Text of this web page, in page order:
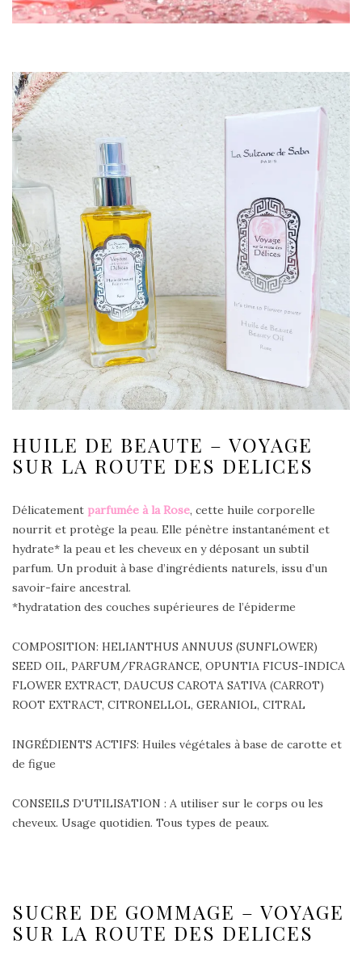
HUILE DE BEAUTE – VOYAGE
SUR LA ROUTE DES DELICES
Délicatement parfumée à la Rose, cette huile corporelle
nourrit et protège la peau. Elle pénètre instantanément et
hydrate* la peau et les cheveux en y déposant un subtil
parfum. Un produit à base d’ingrédients naturels, issu d’un
savoir-faire ancestral.
*hydratation des couches supérieures de l’épiderme
COMPOSITION: HELIANTHUS ANNUUS (SUNFLOWER)
SEED OIL, PARFUM/FRAGRANCE, OPUNTIA FICUS-INDICA
FLOWER EXTRACT, DAUCUS CAROTA SATIVA (CARROT)
ROOT EXTRACT, CITRONELLOL, GERANIOL, CITRAL
INGRÉDIENTS ACTIFS: Huiles végétales à base de carotte et
de figue
CONSEILS D'UTILISATION : A utiliser sur le corps ou les
cheveux. Usage quotidien. Tous types de peaux.
SUCRE DE GOMMAGE – VOYAGE
SUR LA ROUTE DES DELICES